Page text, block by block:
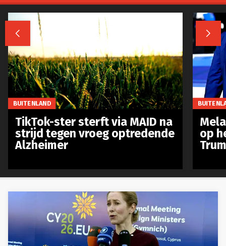
 
BUITENLAND
TikTok-ster sterft via MAID na
strijd tegen vroeg optredende
Alzheimer
op